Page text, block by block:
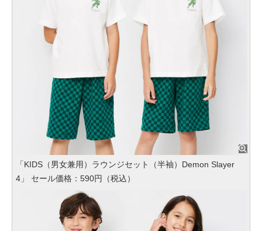
「KIDS（男女兼用）ラウンジセット（半袖）Demon Slayer
4」 セール価格：590円（税込）